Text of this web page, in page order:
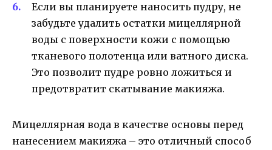
Если вы планируете наносить пудру, не
забудьте удалить остатки мицеллярной
воды с поверхности кожи с помощью
тканевого полотенца или ватного диска.
Это позволит пудре ровно ложиться и
предотвратит скатывание макияжа.
Мицеллярная вода в качестве основы перед
нанесением макияжа – это отличный способ